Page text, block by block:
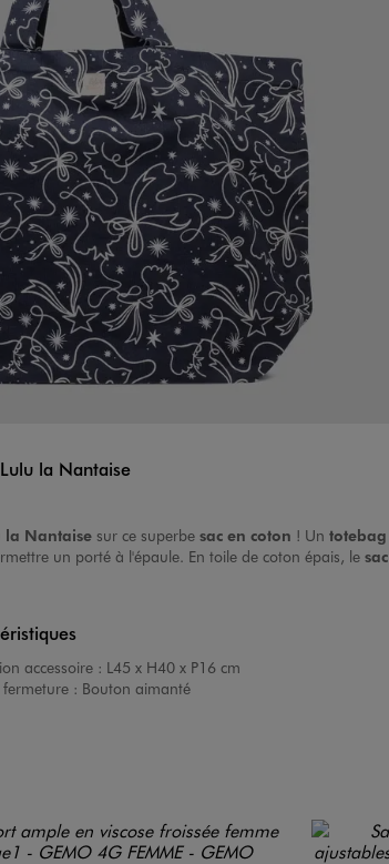
la Nantaise
la Nantaise sur ce superbe sac en coton ! Un totebag
un porté à l'épaule. En toile de coton épais, le sac
accessoire : L45 x H40 x P16 cm
fermeture : Bouton aimanté